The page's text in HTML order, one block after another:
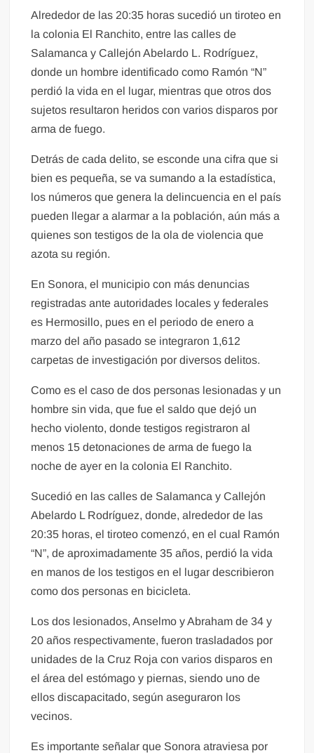
Alrededor de las 20:35 horas sucedió un tiroteo en
la colonia El Ranchito, entre las calles de
Salamanca y Callejón Abelardo L. Rodríguez,
donde un hombre identificado como Ramón “N”
perdió la vida en el lugar, mientras que otros dos
sujetos resultaron heridos con varios disparos por
arma de fuego.
Detrás de cada delito, se esconde una cifra que si
bien es pequeña, se va sumando a la estadística,
los números que genera la delincuencia en el país
pueden llegar a alarmar a la población, aún más a
quienes son testigos de la ola de violencia que
azota su región.
En Sonora, el municipio con más denuncias
registradas ante autoridades locales y federales
es Hermosillo, pues en el periodo de enero a
marzo del año pasado se integraron 1,612
carpetas de investigación por diversos delitos.
Como es el caso de dos personas lesionadas y un
hombre sin vida, que fue el saldo que dejó un
hecho violento, donde testigos registraron al
menos 15 detonaciones de arma de fuego la
noche de ayer en la colonia El Ranchito.
Sucedió en las calles de Salamanca y Callejón
Abelardo L Rodríguez, donde, alrededor de las
20:35 horas, el tiroteo comenzó, en el cual Ramón
“N”, de aproximadamente 35 años, perdió la vida
en manos de los testigos en el lugar describieron
como dos personas en bicicleta.
Los dos lesionados, Anselmo y Abraham de 34 y
20 años respectivamente, fueron trasladados por
unidades de la Cruz Roja con varios disparos en
el área del estómago y piernas, siendo uno de
ellos discapacitado, según aseguraron los
vecinos.
Es importante señalar que Sonora atraviesa por